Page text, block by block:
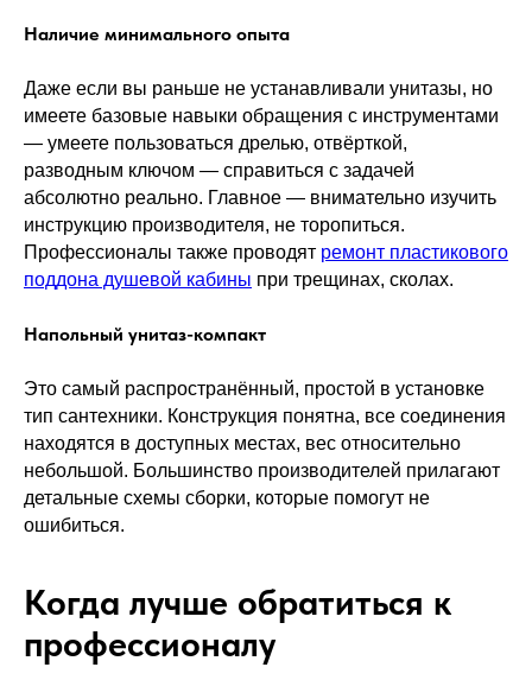
Наличие минимального опыта
Даже если вы раньше не устанавливали унитазы, но
имеете базовые навыки обращения с инструментами
— умеете пользоваться дрелью, отвёрткой,
разводным ключом — справиться с задачей
абсолютно реально. Главное — внимательно изучить
инструкцию производителя, не торопиться.
Профессионалы также проводят ремонт пластикового
поддона душевой кабины при трещинах, сколах.
Напольный унитаз-компакт
Это самый распространённый, простой в установке
тип сантехники. Конструкция понятна, все соединения
находятся в доступных местах, вес относительно
небольшой. Большинство производителей прилагают
детальные схемы сборки, которые помогут не
ошибиться.
Когда лучше обратиться к
профессионалу